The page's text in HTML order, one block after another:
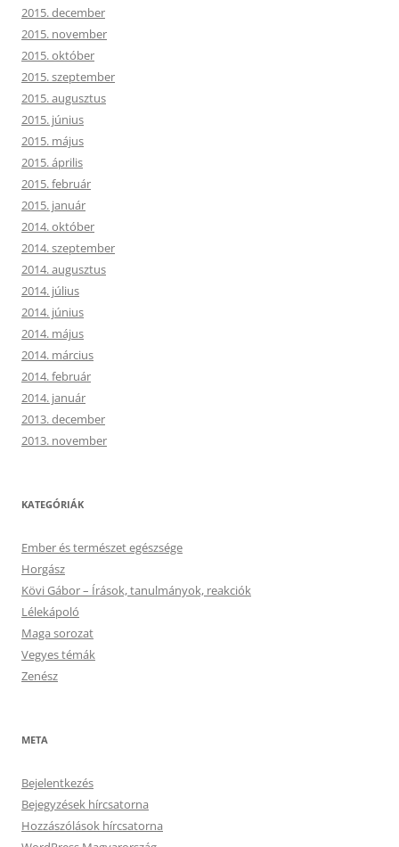
2015. december
2015. november
2015. október
2015. szeptember
2015. augusztus
2015. június
2015. május
2015. április
2015. február
2015. január
2014. október
2014. szeptember
2014. augusztus
2014. július
2014. június
2014. május
2014. március
2014. február
2014. január
2013. december
2013. november
KATEGÓRIÁK
Ember és természet egészsége
Horgász
Kövi Gábor – Írások, tanulmányok, reakciók
Lélekápoló
Maga sorozat
Vegyes témák
Zenész
META
Bejelentkezés
Bejegyzések hírcsatorna
Hozzászólások hírcsatorna